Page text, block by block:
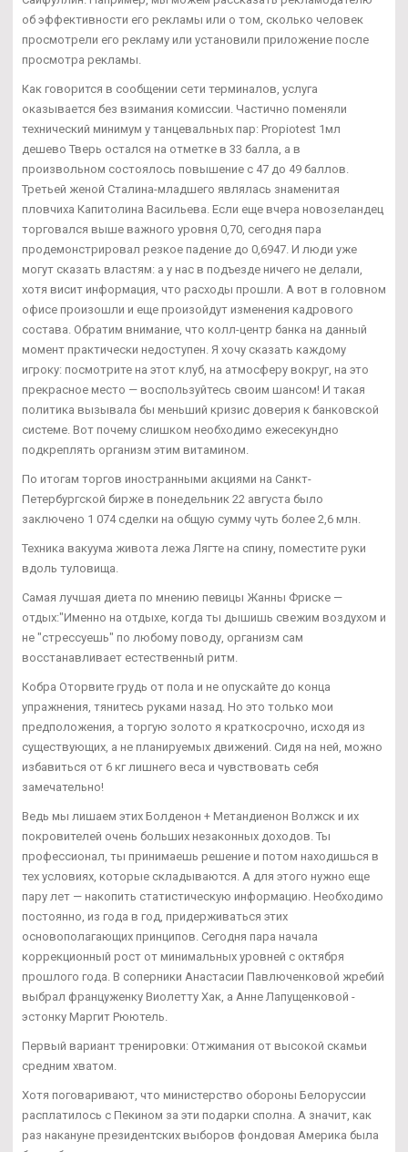
об эффективности его рекламы или о том, сколько человек
просмотрели его рекламу или установили приложение после
просмотра рекламы.
Как говорится в сообщении сети терминалов, услуга
оказывается без взимания комиссии. Частично поменяли
технический минимум у танцевальных пар: Propiotest 1мл
дешево Тверь остался на отметке в 33 балла, а в
произвольном состоялось повышение с 47 до 49 баллов.
Третьей женой Сталина-младшего являлась знаменитая
пловчиха Капитолина Васильева. Если еще вчера новозеландец
торговался выше важного уровня 0,70, сегодня пара
продемонстрировал резкое падение до 0,6947. И люди уже
могут сказать властям: а у нас в подъезде ничего не делали,
хотя висит информация, что расходы прошли. А вот в головном
офисе произошли и еще произойдут изменения кадрового
состава. Обратим внимание, что колл-центр банка на данный
момент практически недоступен. Я хочу сказать каждому
игроку: посмотрите на этот клуб, на атмосферу вокруг, на это
прекрасное место — воспользуйтесь своим шансом! И такая
политика вызывала бы меньший кризис доверия к банковской
системе. Вот почему слишком необходимо ежесекундно
подкреплять организм этим витамином.
По итогам торгов иностранными акциями на Санкт-
Петербургской бирже в понедельник 22 августа было
заключено 1 074 сделки на общую сумму чуть более 2,6 млн.
Техника вакуума живота лежа Лягте на спину, поместите руки
вдоль туловища.
Самая лучшая диета по мнению певицы Жанны Фриске —
отдых:"Именно на отдыхе, когда ты дышишь свежим воздухом и
не "стрессуешь" по любому поводу, организм сам
восстанавливает естественный ритм.
Кобра Оторвите грудь от пола и не опускайте до конца
упражнения, тянитесь руками назад. Но это только мои
предположения, а торгую золото я краткосрочно, исходя из
существующих, а не планируемых движений. Сидя на ней, можно
избавиться от 6 кг лишнего веса и чувствовать себя
замечательно!
Ведь мы лишаем этих Болденон + Метандиенон Волжск и их
покровителей очень больших незаконных доходов. Ты
профессионал, ты принимаешь решение и потом находишься в
тех условиях, которые складываются. А для этого нужно еще
пару лет — накопить статистическую информацию. Необходимо
постоянно, из года в год, придерживаться этих
основополагающих принципов. Сегодня пара начала
коррекционный рост от минимальных уровней с октября
прошлого года. В соперники Анастасии Павлюченковой жребий
выбрал француженку Виолетту Хак, а Анне Лапущенковой -
эстонку Маргит Рюютель.
Первый вариант тренировки: Отжимания от высокой скамьи
средним хватом.
Хотя поговаривают, что министерство обороны Белоруссии
расплатилось с Пекином за эти подарки сполна. А значит, как
раз накануне президентских выборов фондовая Америка была